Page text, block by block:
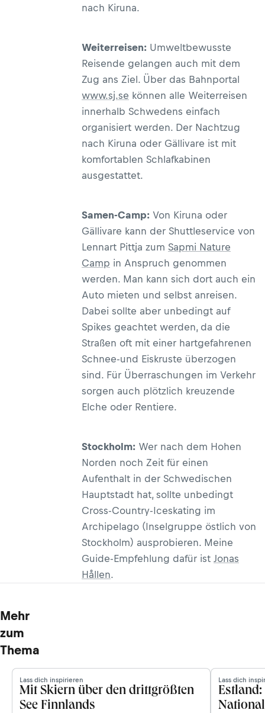
nach Kiruna.
Weiterreisen: Umweltbewusste
Reisende gelangen auch mit dem
Zug ans Ziel. Über das Bahnportal
www.sj.se können alle Weiterreisen
innerhalb Schwedens einfach
organisiert werden. Der Nachtzug
nach Kiruna oder Gällivare ist mit
komfortablen Schlafkabinen
ausgestattet.
Samen-Camp: Von Kiruna oder
Gällivare kann der Shuttleservice von
Lennart Pittja zum Sapmi Nature
Camp in Anspruch genommen
werden. Man kann sich dort auch ein
Auto mieten und selbst anreisen.
Dabei sollte aber unbedingt auf
Spikes geachtet werden, da die
Straßen oft mit einer hartgefahrenen
Schnee-und Eiskruste überzogen
sind. Für Überraschungen im Verkehr
sorgen auch plötzlich kreuzende
Elche oder Rentiere.
Stockholm: Wer nach dem Hohen
Norden noch Zeit für einen
Aufenthalt in der Schwedischen
Hauptstadt hat, sollte unbedingt
Cross-Country-Iceskating im
Archipelago (Inselgruppe östlich von
Stockholm) ausprobieren. Meine
Guide-Empfehlung dafür ist Jonas
Hållen.
Mehr
zum
Thema
Lass dich inspirieren
Mit Skiern über den drittgrößten
See Finnlands
Lass dich